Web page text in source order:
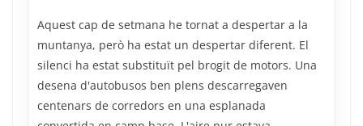
Aquest cap de setmana he tornat a despertar a la
muntanya, però ha estat un despertar diferent. El
silenci ha estat substituït pel brogit de motors. Una
desena d'autobusos ben plens descarregaven
centenars de corredors en una esplanada